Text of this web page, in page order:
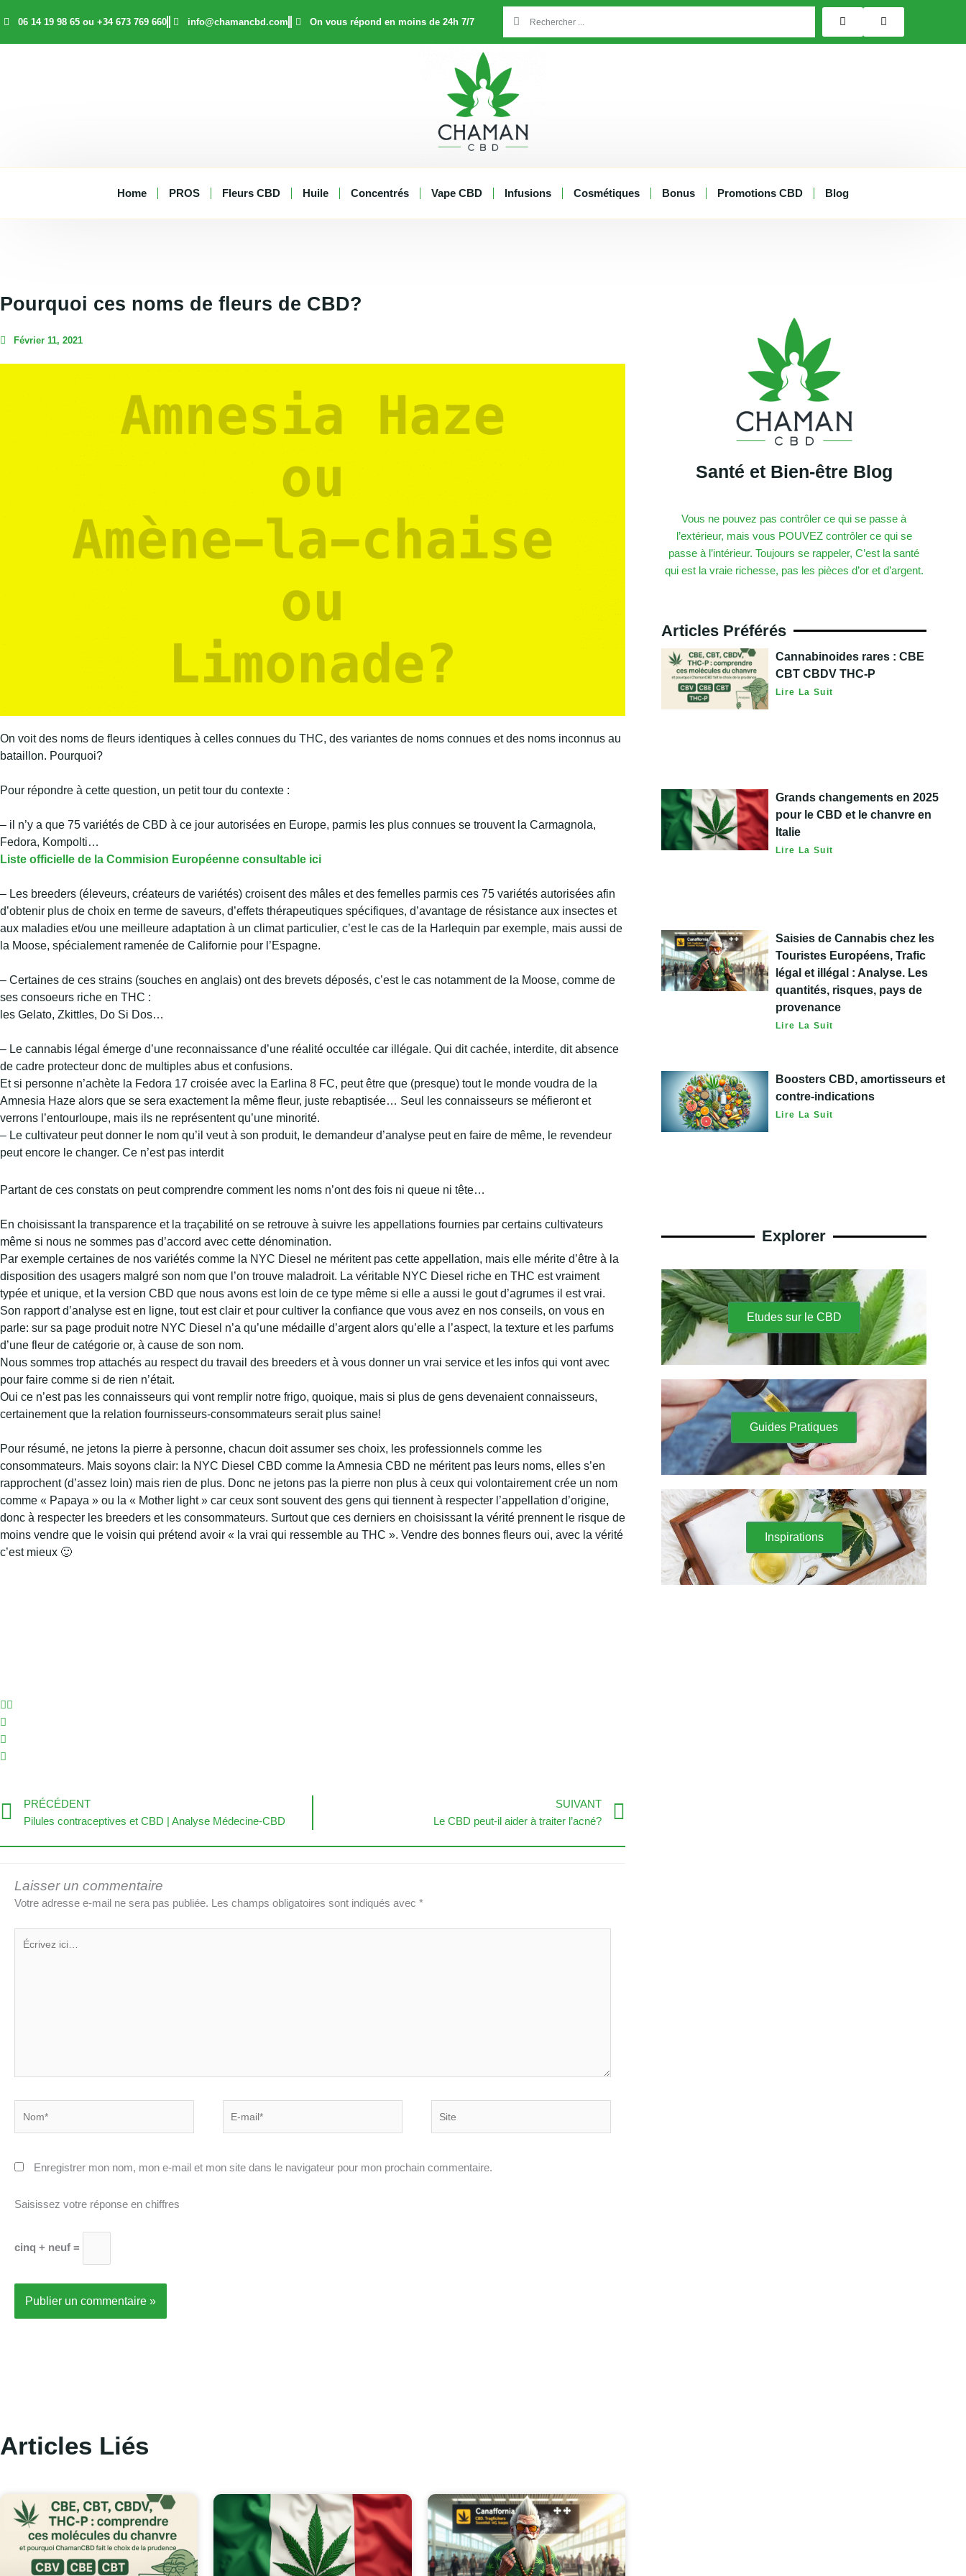
au
contenu
06 14 19 98 65 ou +34 673 769 660 info@chamancbd.com On vous répond en moins de 24h 7/7
Home PROS Fleurs CBD Huile Concentrés Vape CBD Infusions Cosmétiques Bonus Promotions CBD Blog
Pourquoi ces noms de fleurs de CBD?
Février 11, 2021
On voit des noms de fleurs identiques à celles connues du THC, des variantes de noms connues et des noms inconnus au
bataillon. Pourquoi?
Pour répondre à cette question, un petit tour du contexte :
– il n’y a que 75 variétés de CBD à ce jour autorisées en Europe, parmis les plus connues se trouvent la Carmagnola,
Fedora, Kompolti…
Liste officielle de la Commision Européenne consultable ici
– Les breeders (éleveurs, créateurs de variétés) croisent des mâles et des femelles parmis ces 75 variétés autorisées afin
d’obtenir plus de choix en terme de saveurs, d’effets thérapeutiques spécifiques, d’avantage de résistance aux insectes et
aux maladies et/ou une meilleure adaptation à un climat particulier, c’est le cas de la Harlequin par exemple, mais aussi de
la Moose, spécialement ramenée de Californie pour l’Espagne.
– Certaines de ces strains (souches en anglais) ont des brevets déposés, c’est le cas notamment de la Moose, comme de
ses consoeurs riche en THC :
les Gelato, Zkittles, Do Si Dos…
– Le cannabis légal émerge d’une reconnaissance d’une réalité occultée car illégale. Qui dit cachée, interdite, dit absence
de cadre protecteur donc de multiples abus et confusions.
Et si personne n’achète la Fedora 17 croisée avec la Earlina 8 FC, peut être que (presque) tout le monde voudra de la
Amnesia Haze alors que se sera exactement la même fleur, juste rebaptisée… Seul les connaisseurs se méfieront et
verrons l’entourloupe, mais ils ne représentent qu’une minorité.
– Le cultivateur peut donner le nom qu’il veut à son produit, le demandeur d’analyse peut en faire de même, le revendeur
peut encore le changer. Ce n’est pas interdit
Partant de ces constats on peut comprendre comment les noms n’ont des fois ni queue ni tête…
En choisissant la transparence et la traçabilité on se retrouve à suivre les appellations fournies par certains cultivateurs
même si nous ne sommes pas d’accord avec cette dénomination.
Par exemple certaines de nos variétés comme la NYC Diesel ne méritent pas cette appellation, mais elle mérite d’être à la
disposition des usagers malgré son nom que l’on trouve maladroit. La véritable NYC Diesel riche en THC est vraiment
typée et unique, et la version CBD que nous avons est loin de ce type même si elle a aussi le gout d’agrumes il est vrai.
Son rapport d’analyse est en ligne, tout est clair et pour cultiver la confiance que vous avez en nos conseils, on vous en
parle: sur sa page produit notre NYC Diesel n’a qu’une médaille d’argent alors qu’elle a l’aspect, la texture et les parfums
d’une fleur de catégorie or, à cause de son nom.
Nous sommes trop attachés au respect du travail des breeders et à vous donner un vrai service et les infos qui vont avec
pour faire comme si de rien n’était.
Oui ce n’est pas les connaisseurs qui vont remplir notre frigo, quoique, mais si plus de gens devenaient connaisseurs,
certainement que la relation fournisseurs-consommateurs serait plus saine!
Pour résumé, ne jetons la pierre à personne, chacun doit assumer ses choix, les professionnels comme les
consommateurs. Mais soyons clair: la NYC Diesel CBD comme la Amnesia CBD ne méritent pas leurs noms, elles s’en
rapprochent (d’assez loin) mais rien de plus. Donc ne jetons pas la pierre non plus à ceux qui volontairement crée un nom
comme « Papaya » ou la « Mother light » car ceux sont souvent des gens qui tiennent à respecter l’appellation d’origine,
donc à respecter les breeders et les consommateurs. Surtout que ces derniers en choisissant la vérité prennent le risque de
moins vendre que le voisin qui prétend avoir « la vrai qui ressemble au THC ». Vendre des bonnes fleurs oui, avec la vérité
c’est mieux 🙂
PRÉCÉDENT
Pilules contraceptives et CBD | Analyse Médecine-CBD
SUIVANT
Le CBD peut-il aider à traiter l’acné?
Laisser un commentaire
Votre adresse e-mail ne sera pas publiée. Les champs obligatoires sont indiqués avec *
Écrivez
Enregistrer mon nom, mon e-mail et mon site dans le navigateur pour mon prochain commentaire.
Saisissez votre réponse en chiffres
cinq + neuf =
Articles Liés
PagePagePagePagePage
Santé et Bien-être Blog
Vous ne pouvez pas contrôler ce qui se passe à
l’extérieur, mais vous POUVEZ contrôler ce qui se
passe à l’intérieur. Toujours se rappeler, C’est la santé
qui est la vraie richesse, pas les pièces d’or et d’argent.
Articles Préférés
Cannabinoides rares : CBE
CBT CBDV THC-P
Lire La Suit
Grands changements en 2025
pour le CBD et le chanvre en
Italie
Lire La Suit
Saisies de Cannabis chez les
Touristes Européens, Trafic
légal et illégal : Analyse. Les
quantités, risques, pays de
provenance
Lire La Suit
Boosters CBD, amortisseurs et
contre-indications
Lire La Suit
Explorer
Etudes sur le CBD
Guides Pratiques
Inspirations